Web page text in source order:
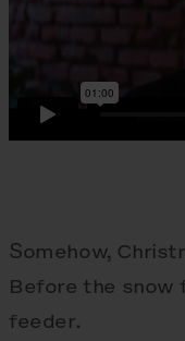
Somehow,
Before the snow
feeder.